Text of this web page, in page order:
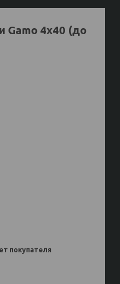
4x40 (до
покупателя